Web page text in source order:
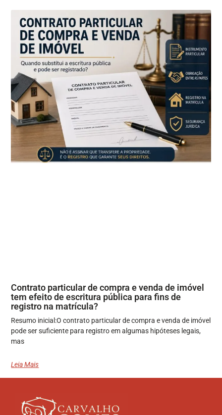
Contrato particular de compra e venda de imóvel
tem efeito de escritura pública para fins de
registro na matrícula?
Resumo inicial:O contrato particular de compra e venda de imóvel
pode ser suficiente para registro em algumas hipóteses legais,
mas
Leia Mais